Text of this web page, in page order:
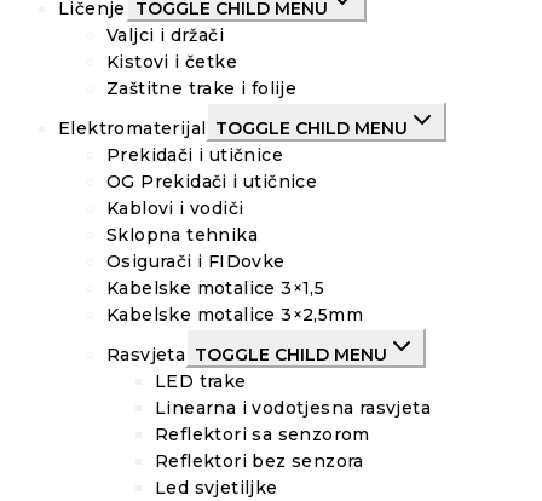
Ličenje
TOGGLE CHILD MENU
Valjci i držači
Kistovi i četke
Zaštitne trake i folije
Elektromaterijal TOGGLE CHILD MENU
Prekidači i utičnice
OG Prekidači i utičnice
Kablovi i vodiči
Sklopna tehnika
Osigurači i FIDovke
Kabelske motalice 3×1,5
Kabelske motalice 3×2,5mm
Rasvjeta TOGGLE CHILD MENU
LED trake
Linearna i vodotjesna rasvjeta
Reflektori sa senzorom
Reflektori bez senzora
Led svjetiljke